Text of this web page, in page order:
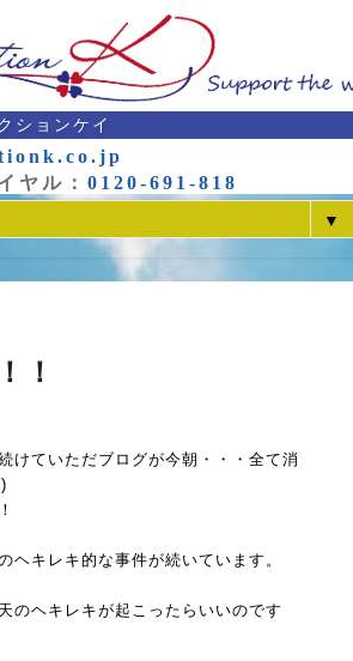
ションケイ
ヤル： 0120-691-818
▼
！
けていただブログが今朝・・・全て消
ヘキレキ的な事件が続いています。
のヘキレキが起こったらいいのです